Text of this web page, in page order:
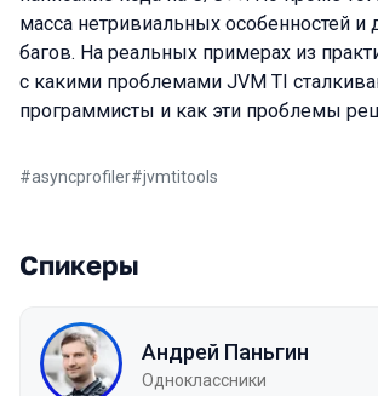
масса нетривиальных особенностей и
багов. На реальных примерах из
с какими проблемами JVM TI
программисты и как эти проблемы
#asyncprofiler#jvmtitools
Спикеры
Андрей Паньгин
Одноклассники